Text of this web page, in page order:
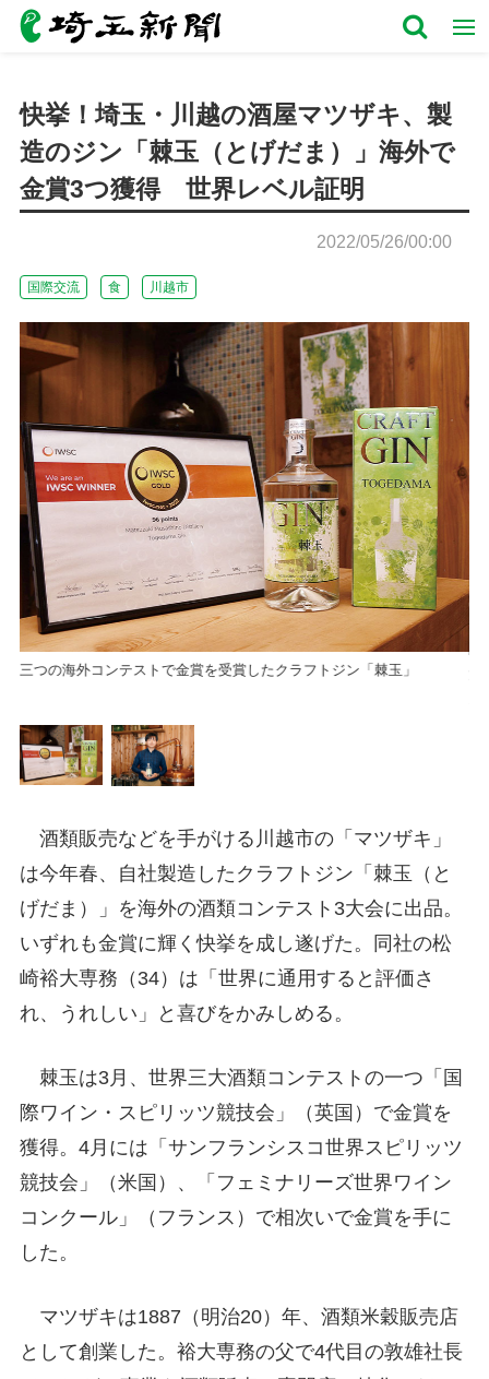
快挙！埼玉・川越の酒屋マツザキ、製
造のジン「棘玉（とげだま）」海外で
金賞3つ獲得 世界レベル証明
2022/05/26/00:00
国際交流 食 川越市
三つの海外コンテストで金賞を受賞したクラフトジン「棘玉」
酒類販売などを手がける川越市の「マツザキ」
は今年春、自社製造したクラフトジン「棘玉（と
げだま）」を海外の酒類コンテスト3大会に出品。
いずれも金賞に輝く快挙を成し遂げた。同社の松
崎裕大専務（34）は「世界に通用すると評価さ
れ、うれしい」と喜びをかみしめる。
棘玉は3月、世界三大酒類コンテストの一つ「国
際ワイン・スピリッツ競技会」（英国）で金賞を
獲得。4月には「サンフランシスコ世界スピリッツ
競技会」（米国）、「フェミナリーズ世界ワイン
コンクール」（フランス）で相次いで金賞を手に
した。
マツザキは1887（明治20）年、酒類米穀販売店
として創業した。裕大専務の父で4代目の敦雄社長